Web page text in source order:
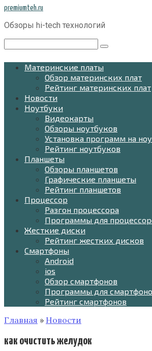
Перейти
контенту
premiumteh.ru
Обзоры hi-tech технологий
Материнские платы
Обзор материнских плат
Рейтинг материнских плат
Новости
Ноутбуки
Видеокарты
Обзоры ноутбуков
Установка программ на
Рейтинг ноутбуков
Планшеты
Обзоры планшетов
Графические планшеты
Рейтинг планшетов
Процессор
Разгон процессора
Программы для
Жесткие диски
Рейтинг жестких дисков
Смартфоны
Android
ios
Обзор смартфонов
Программы для
Рейтинг смартфонов
Главная » Новости
как очистить желудок